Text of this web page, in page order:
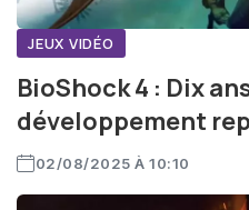
JEUX VIDÉO
BioShock 4 : Dix
développement
02/08/2025 À 10:10